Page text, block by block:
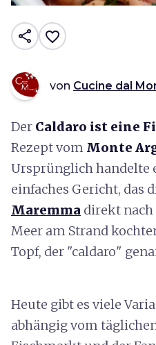
share favorite_border
von Cucine dal
Der Caldaro ist eine
Rezept vom Monte
Ursprünglich handelte
einfaches Gericht, das
Maremma direkt
Meer am Strand
Topf, der "caldaro"
Heute gibt es viele
abhängig vom